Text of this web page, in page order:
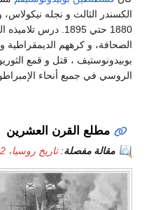
الكسندر الثالث و نجله
1880 حتي 1895. درس
الصحافة، و كرههم الديمقراطية
بوبيدونوستيف ، قتل و قمع
الروسي في جميع أنحاء
مطلع القرن العشرين
مقالة مفصلة:تاريخ روسيا، 1892-1917